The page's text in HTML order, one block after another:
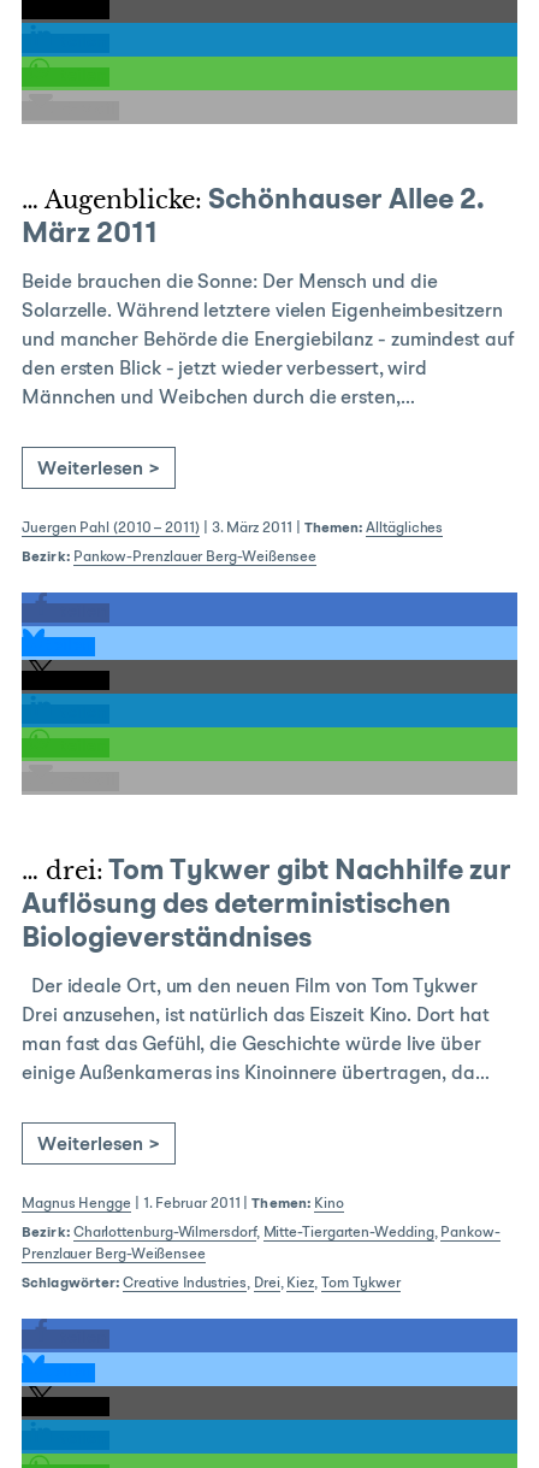
… Augenblicke: Schönhauser Allee 2.
März 2011
Beide brauchen die Sonne: Der Mensch und die
Solarzelle. Während letztere vielen Eigenheimbesitzern
und mancher Behörde die Energiebilanz - zumindest auf
den ersten Blick - jetzt wieder verbessert, wird
Männchen und Weibchen durch die ersten,…
Weiterlesen >
Juergen Pahl (2010 – 2011)| 3. März 2011 Themen: Alltägliches
Bezirk: Pankow-Prenzlauer Berg-Weißensee
… drei: Tom Tykwer gibt Nachhilfe zur
Auflösung des deterministischen
Biologieverständnises
Der ideale Ort, um den neuen Film von Tom Tykwer
Drei anzusehen, ist natürlich das Eiszeit Kino. Dort hat
man fast das Gefühl, die Geschichte würde live über
einige Außenkameras ins Kinoinnere übertragen, da…
Weiterlesen >
Magnus Hengge| 1. Februar 2011 |Themen: Kino
Bezirk: Charlottenburg-Wilmersdorf, Mitte-Tiergarten-Wedding, Pankow-
Prenzlauer Berg-Weißensee
Schlagwörter: Creative Industries, Drei, Kiez, Tom Tykwer